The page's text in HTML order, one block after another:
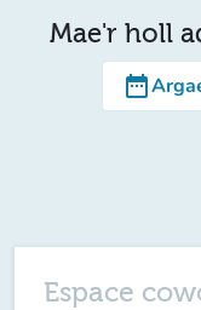
Mae'r holl
date_range
Espace